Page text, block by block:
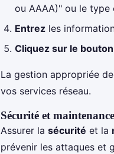
ou AAAA)" ou le type
Entrez les
Cliquez sur le bouton
La gestion appropriée
vos services réseau.
Sécurité et
Assurer la sécurité et la
prévenir les attaques et